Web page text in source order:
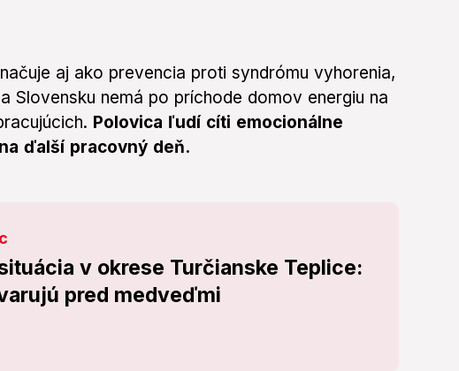
aj ako prevencia proti syndrómu vyhorenia,
Slovensku nemá po príchode domov energiu na
Polovica ľudí cíti emocionálne
ďalší pracovný deň.
v okrese Turčianske Teplice:
pred medveďmi